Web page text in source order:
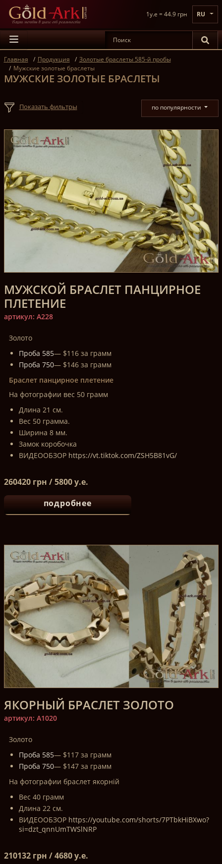
RU
1y.e = 44.9 грн
Главная Продукция
Золотые браслеты 585-й пробы
Мужские золотые браслеты
МУЖСКИЕ ЗОЛОТЫЕ БРАСЛЕТЫ
по популярности
МУЖСКОЙ БРАСЛЕТ ПАНЦИРНОЕ
ПЛЕТЕНИЕ
артикул: A228
Золото
Проба 585— $116 за грамм
Проба 750— $146 за грамм
Браслет панцирное плетение
На фотографии вес 50 грамм
Длина 21 см.
Вес 50 грамма.
Ширина 8 мм.
Замок коробочка
ВИДЕООБЗОР https://vt.tiktok.com/ZSH5B81vG/
260420 грн / 5800 у.е.
подробнее
ЯКОРНЫЙ БРАСЛЕТ ЗОЛОТО
артикул: A1020
Золото
Проба 585— $117 за грамм
Проба 750— $147 за грамм
На фотографии браслет якорній
Вес 40 грамм
Длина 22 см.
ВИДЕООБЗОР https://youtube.com/shorts/7PTbkHiBXwo?
si=dzt_qnnUmTWSlNRP
210132 грн / 4680 у.е.
Показать фильтры